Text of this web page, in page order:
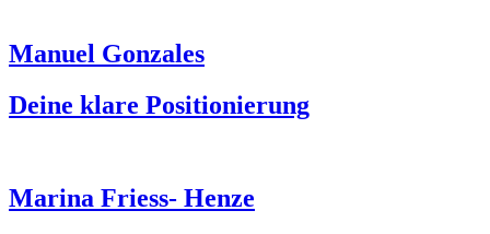
Manuel Gonzales
Deine klare Positionierung
Marina Friess- Henze